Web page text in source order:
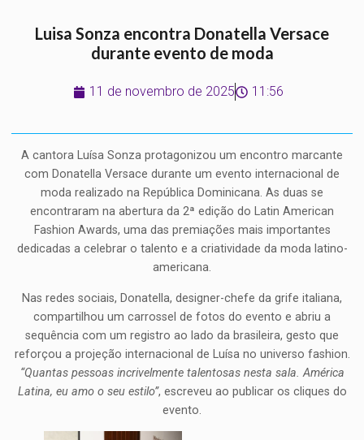
Luisa Sonza encontra Donatella Versace
durante evento de moda
11 de novembro de 2025 11:56
A cantora Luísa Sonza protagonizou um encontro marcante
com Donatella Versace durante um evento internacional de
moda realizado na República Dominicana. As duas se
encontraram na abertura da 2ª edição do Latin American
Fashion Awards, uma das premiações mais importantes
dedicadas a celebrar o talento e a criatividade da moda latino-
americana.
Nas redes sociais, Donatella, designer-chefe da grife italiana,
compartilhou um carrossel de fotos do evento e abriu a
sequência com um registro ao lado da brasileira, gesto que
reforçou a projeção internacional de Luísa no universo fashion.
“Quantas pessoas incrivelmente talentosas nesta sala. América
Latina, eu amo o seu estilo”, escreveu ao publicar os cliques do
evento.